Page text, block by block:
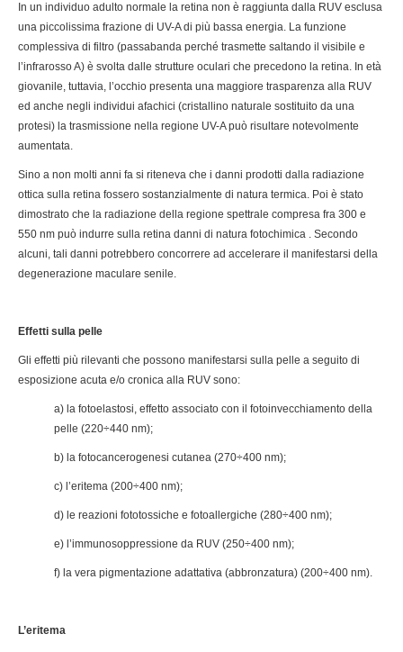
In un individuo adulto normale la retina non è raggiunta dalla RUV esclusa
una piccolissima frazione di UV-A di più bassa energia. La funzione
complessiva di filtro (passabanda perché trasmette saltando il visibile e
l’infrarosso A) è svolta dalle strutture oculari che precedono la retina. In età
giovanile, tuttavia, l’occhio presenta una maggiore trasparenza alla RUV
ed anche negli individui afachici (cristallino naturale sostituito da una
protesi) la trasmissione nella regione UV-A può risultare notevolmente
aumentata.
Sino a non molti anni fa si riteneva che i danni prodotti dalla radiazione
ottica sulla retina fossero sostanzialmente di natura termica. Poi è stato
dimostrato che la radiazione della regione spettrale compresa fra 300 e
550 nm può indurre sulla retina danni di natura fotochimica . Secondo
alcuni, tali danni potrebbero concorrere ad accelerare il manifestarsi della
degenerazione maculare senile.
Effetti sulla pelle
Gli effetti più rilevanti che possono manifestarsi sulla pelle a seguito di
esposizione acuta e/o cronica alla RUV sono:
a) la fotoelastosi, effetto associato con il fotoinvecchiamento della
pelle (220÷440 nm);
b) la fotocancerogenesi cutanea (270÷400 nm);
c) l’eritema (200÷400 nm);
d) le reazioni fototossiche e fotoallergiche (280÷400 nm);
e) l’immunosoppressione da RUV (250÷400 nm);
f) la vera pigmentazione adattativa (abbronzatura) (200÷400 nm).
L’eritema